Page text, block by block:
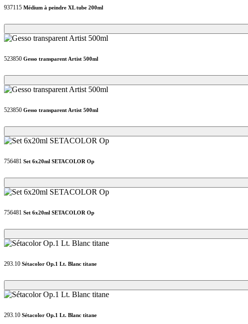
937115 Médium à peindre XL tube 200ml
Loading...
Loading...
523850 Gesso transparent Artist 500ml
Loading...
Loading...
523850 Gesso transparent Artist 500ml
Loading...
Loading...
756481 Set 6x20ml SETACOLOR Op
Loading...
Loading...
756481 Set 6x20ml SETACOLOR Op
Loading...
Loading...
293.10 Sétacolor Op.1 Lt. Blanc titane
Loading...
Loading...
293.10 Sétacolor Op.1 Lt. Blanc titane